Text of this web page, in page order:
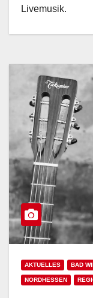
Livemusik.
AKTUELLES BAD
NORDHESSEN